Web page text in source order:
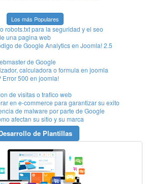
Los más Populares
robots.txt para la seguridad y el seo
una pagina web
de Google Analytics en Joomla! 2.5
de Google
calculadora o formula en joomla
Error 500 en joomla!
de visitas o trafico web
en e-commerce para garantizar su exito
de malware por parte de Google
afectan su sitio y su marca
de Plantillas